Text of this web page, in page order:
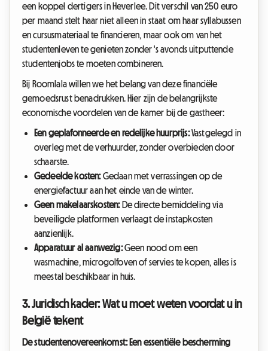
een koppel dertigers in Heverlee. Dit verschil van 250 euro
per maand stelt haar niet alleen in staat om haar syllabussen
en cursusmateriaal te financieren, maar ook om van het
studentenleven te genieten zonder 's avonds uitputtende
studentenjobs te moeten combineren.
Bij Roomlala willen we het belang van deze financiële
gemoedsrust benadrukken. Hier zijn de belangrijkste
economische voordelen van de kamer bij de gastheer:
Een geplafonneerde en redelijke huurprijs:Vastgelegd in
overleg met de verhuurder, zonder overbieden door
schaarste.
Gedeelde kosten:Gedaan met verrassingen op de
energiefactuur aan het einde van de winter.
Geen makelaarskosten:De directe bemiddeling via
beveiligde platformen verlaagt de instapkosten
aanzienlijk.
Apparatuur al aanwezig:Geen nood om een
wasmachine, microgolfoven of servies te kopen, alles is
meestal beschikbaar in huis.
3. Juridisch kader: Wat u moet weten voordat u in
België tekent
De studentenovereenkomst: Een essentiële bescherming